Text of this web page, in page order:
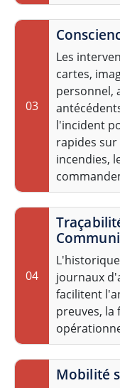
03
Les
cartes,
personnel,
l'incident
rapides sur
incendies,
04
journaux
facilitent
preuves,
Mobilité